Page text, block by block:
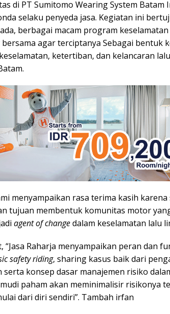
di PT Sumitomo Wearing System Batam
selaku penyeda jasa. Kegiatan ini
berbagai macam program
agar terciptanya Sebagai bentuk
ketertiban, dan kelancaran
menyampaikan rasa terima kasih
tujuan membentuk komunitas motor
agent of changedalam keselamatan lalu
Raharja menyampaikan peran dan
safety riding, sharing kasus baik dari
serta konsep dasar manajemen risiko
paham akan meminimalisir risikonya
dari diri sendiri”. Tambah irfan